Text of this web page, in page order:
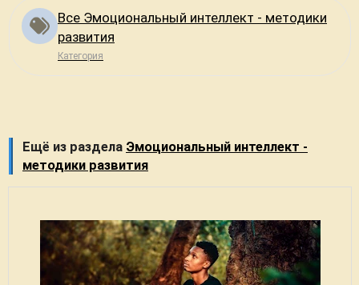
Все Эмоциональный интеллект - методики
развития
Категория
Ещё из раздела Эмоциональный интеллект -
методики развития